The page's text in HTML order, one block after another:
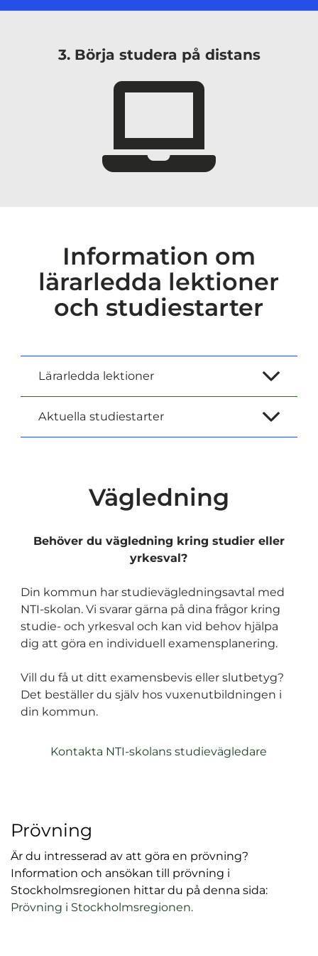
3. Börja studera på distans
Information om
lärarledda lektioner
och studiestarter
Lärarledda lektioner
Aktuella studiestarter
Vägledning
Behöver du vägledning kring studier eller
yrkesval?
Din kommun har studievägledningsavtal med
NTI-skolan. Vi svarar gärna på dina frågor kring
studie- och yrkesval och kan vid behov hjälpa
dig att göra en individuell examensplanering.
Vill du få ut ditt examensbevis eller slutbetyg?
Det beställer du själv hos vuxenutbildningen i
din kommun.
Kontakta NTI-skolans studievägledare
Prövning
Är du intresserad av att göra en prövning?
Information och ansökan till prövning i
Stockholmsregionen hittar du på denna sida:
Prövning i Stockholmsregionen.